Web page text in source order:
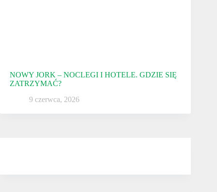
NOWY JORK – NOCLEGI I HOTELE. GDZIE SIĘ
ZATRZYMAĆ?
9 czerwca, 2026